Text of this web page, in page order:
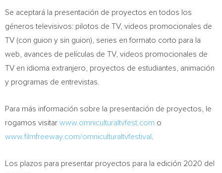
Se aceptará la presentación de proyectos en todos los
géneros televisivos: pilotos de TV, videos promocionales de
TV (con guion y sin guion), series en formato corto para la
web, avances de películas de TV, videos promocionales de
TV en idioma extranjero, proyectos de estudiantes, animación
y programas de entrevistas.
Para más información sobre la presentación de proyectos, le
rogamos visitar www.omniculturaltvfest.com o
www.filmfreeway.com/omniculturaltvfestival
Los plazos para presentar proyectos para la edición 2020 del